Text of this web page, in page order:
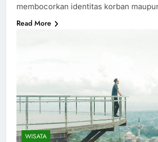
membocorkan identitas korban
Read More
WISATA